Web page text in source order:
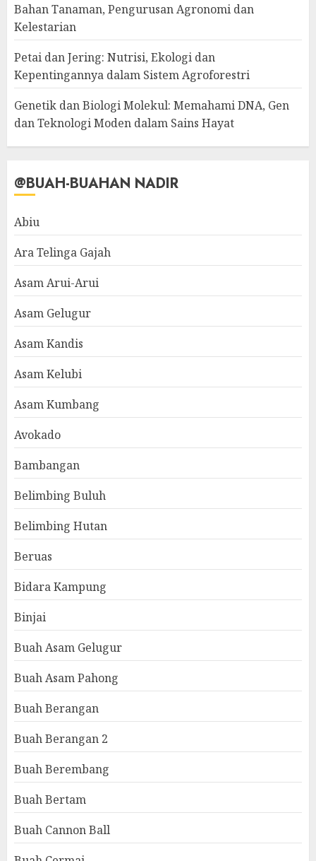
Bahan Tanaman, Pengurusan Agronomi dan
Kelestarian
Petai dan Jering: Nutrisi, Ekologi dan
Kepentingannya dalam Sistem Agroforestri
Genetik dan Biologi Molekul: Memahami DNA, Gen
dan Teknologi Moden dalam Sains Hayat
@BUAH-BUAHAN NADIR
Abiu
Ara Telinga Gajah
Asam Arui-Arui
Asam Gelugur
Asam Kandis
Asam Kelubi
Asam Kumbang
Avokado
Bambangan
Belimbing Buluh
Belimbing Hutan
Beruas
Bidara Kampung
Binjai
Buah Asam Gelugur
Buah Asam Pahong
Buah Berangan
Buah Berangan 2
Buah Berembang
Buah Bertam
Buah Cannon Ball